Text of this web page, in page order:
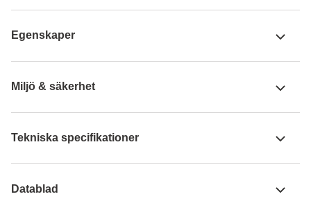
Egenskaper
Miljö & säkerhet
Tekniska specifikationer
Datablad